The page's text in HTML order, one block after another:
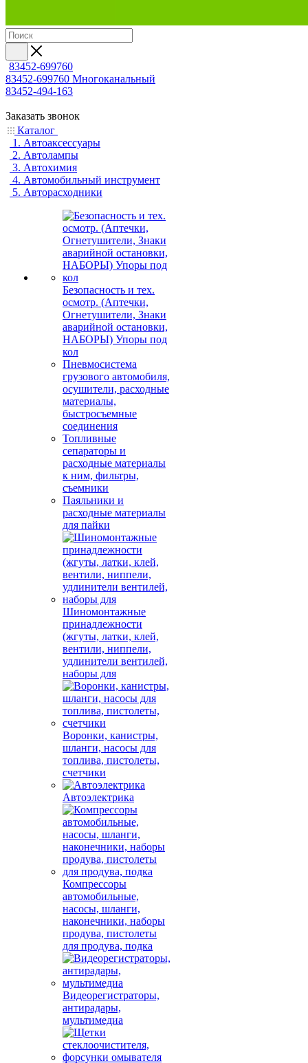
83452-699760
83452-699760 Многоканальный
83452-494-163
Заказать звонок
Каталог
1. Автоаксессуары
2. Автолампы
3. Автохимия
4. Автомобильный инструмент
5. Авторасходники
Безопасность и тех.
осмотр. (Аптечки,
Огнетушители, Знаки
аварийной остановки,
НАБОРЫ) Упоры под
кол
Пневмосистема
грузового автомобиля,
осушители, расходные
материалы,
быстросъемные
соединения
Топливные
сепараторы и
расходные материалы
к ним, фильтры,
съемники
Паяльники и
расходные материалы
для пайки
Шиномонтажные
принадлежности
(жгуты, латки, клей,
вентили, ниппели,
удлинители вентилей,
наборы для
Воронки, канистры,
шланги, насосы для
топлива, пистолеты,
счетчики
Автоэлектрика
Компрессоры
автомобильные,
насосы, шланги,
наконечники, наборы
продува, пистолеты
для продува, подка
Видеорегистраторы,
антирадары,
мультимедиа